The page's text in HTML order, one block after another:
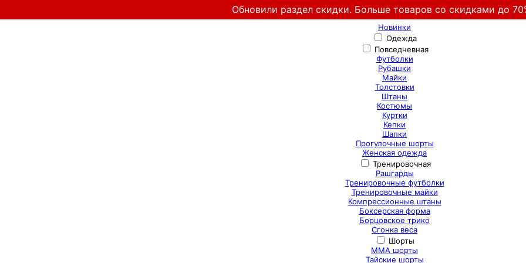
Обновили раздел скидки. Больше товаров со скидками до
Новинки
Одежда
Повседневная
Футболки
Рубашки
Майки
Толстовки
Штаны
Костюмы
Куртки
Кепки
Шапки
Прогулочные шорты
Женская одежда
Тренировочная
Рашгарды
Тренировочные футболки
Тренировочные майки
Компрессионные штаны
Боксерская форма
Борцовское трико
Сгонка веса
Шорты
ММА шорты
Тайские шорты